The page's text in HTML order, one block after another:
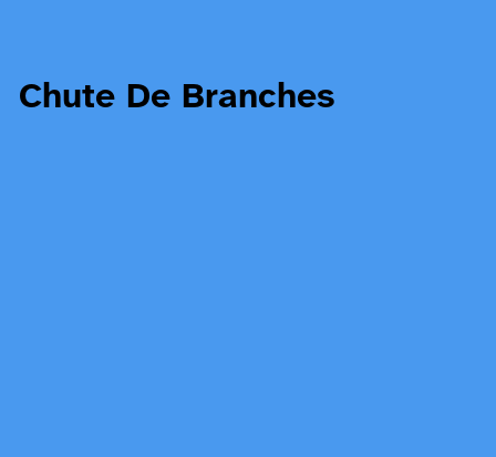
Chute De Branches